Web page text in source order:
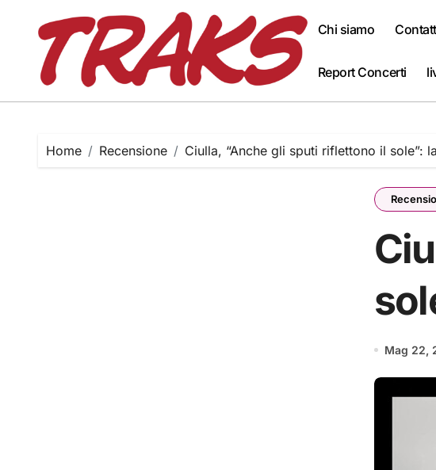
content
Chi siamo
Report Concerti
Home Recensione Ciulla, “Anche gli sputi riflettono il sole”:
Mag 22,